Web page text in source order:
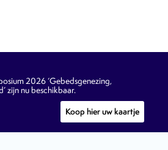
2026 ‘Gebedsgenezing,
zijn nu beschikbaar.
Koop hier uw kaartje